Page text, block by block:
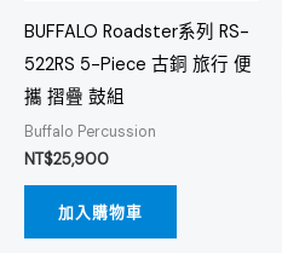
BUFFALO Roadster系列 RS-
522RS 5-Piece 古銅 旅行 便
攜 摺疊 鼓組
Buffalo Percussion
NT$25,900
加入購物車